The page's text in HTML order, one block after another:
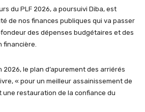
du PLF 2026, a poursuivi Diba, est
de nos finances publiques qui va passer
des dépenses budgétaires et des
financière.
2026, le plan d’apurement des arriérés
« pour un meilleur assainissement de
une restauration de la confiance du